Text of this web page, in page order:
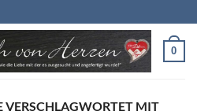
0
VERSCHLAGWORTET MIT